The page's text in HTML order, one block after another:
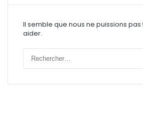
Il semble que nous ne puissions
aider.